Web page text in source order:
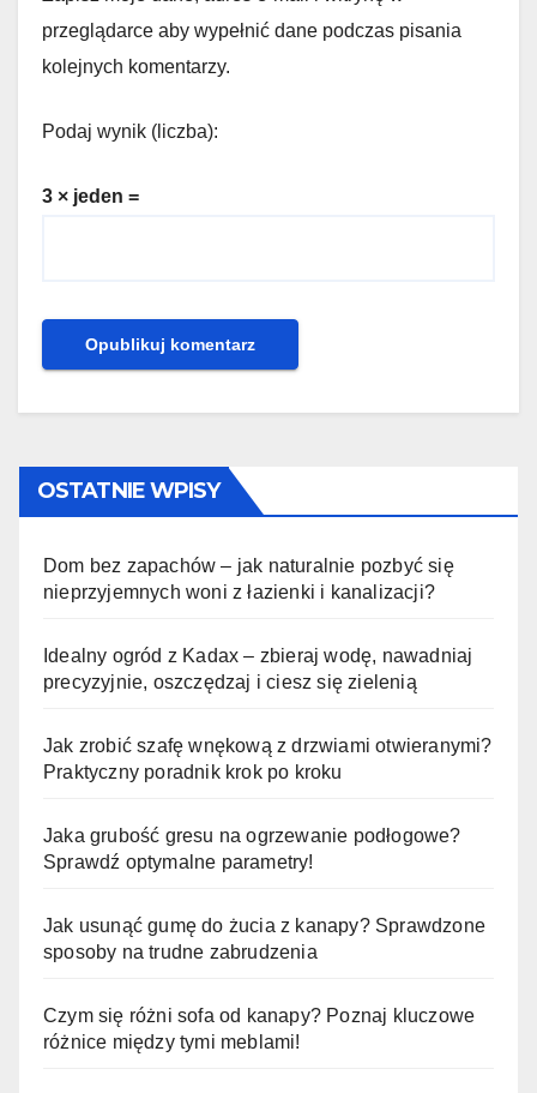
przeglądarce aby wypełnić dane podczas pisania
kolejnych komentarzy.
Podaj wynik (liczba):
3 × jeden =
OSTATNIE WPISY
Dom bez zapachów – jak naturalnie pozbyć się
nieprzyjemnych woni z łazienki i kanalizacji?
Idealny ogród z Kadax – zbieraj wodę, nawadniaj
precyzyjnie, oszczędzaj i ciesz się zielenią
Jak zrobić szafę wnękową z drzwiami otwieranymi?
Praktyczny poradnik krok po kroku
Jaka grubość gresu na ogrzewanie podłogowe?
Sprawdź optymalne parametry!
Jak usunąć gumę do żucia z kanapy? Sprawdzone
sposoby na trudne zabrudzenia
Czym się różni sofa od kanapy? Poznaj kluczowe
różnice między tymi meblami!